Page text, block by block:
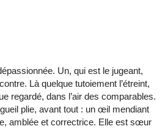
Un, qui est le jugeant,
Là quelque tutoiement l’étreint,
regardé, dans l’air des comparables.
plie, avant tout : un œil mendiant
amblée et correctrice. Elle est sœur